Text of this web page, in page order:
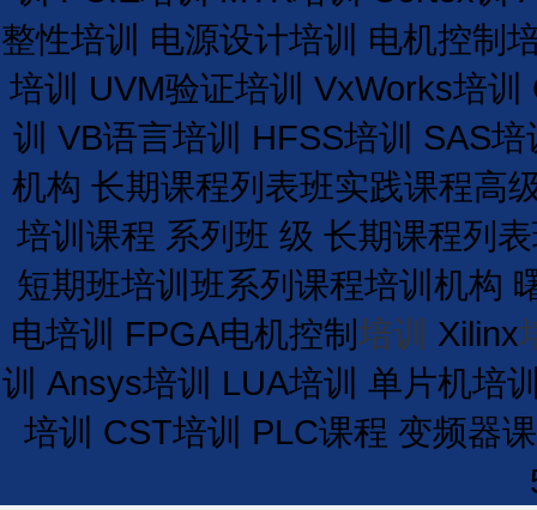
整性培训 电源设计培训 电机控制
培训 UVM验证培训 VxWorks培训
训 VB语言培训 HFSS培训 SAS培
机构 长期课程列表班实践课程高
培训课程 系列班 级 长期课程列表
短期班培训 班系列课程培训 机构
电培训 FPGA电机控制 培训 Xilinx
训 Ansys培训 LUA培训 单片机培
培训 CST培训 PLC课程 变频器